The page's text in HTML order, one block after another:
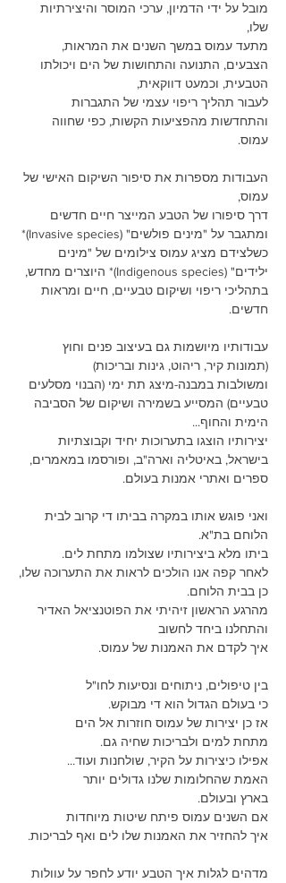
מובל על ידי הדמיון, ערכי המוסר והיצירתיות
שלו,
מתעד עמוס במשך השנים את המראות,
הצבעים, התנועה והתחושות של הים ויכולתו
הטבעית, וכמעט דווקאית,
לעבור תהליך ריפוי עצמי של התגברות
והתחדשות מהפציעות הקשות, כפי שחווה
עמוס.
העבודות מספרות את סיפור השיקום האישי של
עמוס,
דרך סיפורו של הטבע המייצר חיים חדשים
ומתגבר על "מינים פולשים" (Invasive species)*
כשלצידם מציג עמוס צילומים של "מינים
ילידים" (Indigenous species)* היוצרים מחדש,
בתהליכי ריפוי ושיקום טבעיים, חיים ומראות
חדשים.
עבודותיו מיושמות גם בעיצוב פנים וחוץ
(תמונות קיר, ריהוט, גינות ובריכות)
ומשולבות במבנה-מיצג תת ימי (הבנוי מסלעים
טבעיים) המסייע בשמירה ושיקום של הסביבה
הימית והחוף...
יצירותיו הוצגו בתערוכות יחיד וקבוצתיות
בישראל, באיטליה וארה"ב, ופורסמו במאמרים,
ספרים ואתרי אמנות בעולם.
ואני פוגש אותו במקרה בביתו די קרוב לבית
הלוחם בת"א.
ביתו מלא ביצירותיו שצולמו מתחת לים.
לאחר קפה אנו הולכים לראות את התערוכה שלו,
כן בבית הלוחם.
מהרגע הראשון זיהיתי את הפוטנציאל האדיר
והתחלנו ביחד לחשוב
איך לקדם את האמנות של עמוס.
בין טיפולים, ניתוחים ונסיעות לחו"ל
כי בעולם הגדול הוא די מבוקש.
אז כן יצירות של עמוס חוזרות אל הים
מתחת למים ולבריכות שחיה גם.
אפילו כיצירות על הקיר, שולחנות ועוד...
האמת שהחלומות שלנו גדולים יותר
בארץ ובעולם.
אם השנים עמוס פיתח שיטות מיוחדות
איך להחזיר את האמנות שלו לים ואף לבריכות.
מדהים לגלות איך הטבע יודע לחפר על עוולות